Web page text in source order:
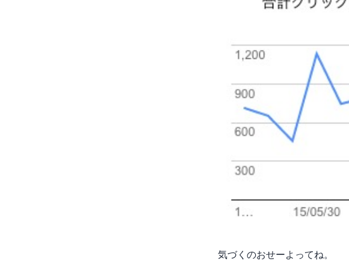
気づくのおせーよってね。